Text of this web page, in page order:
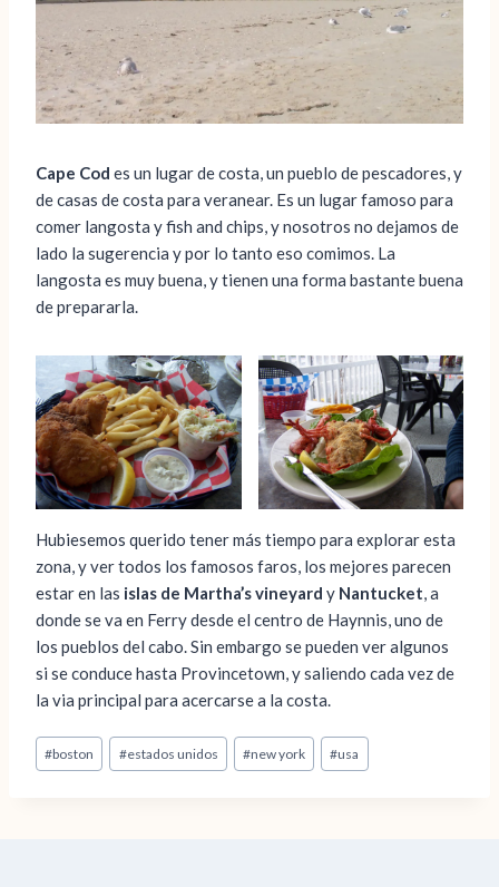
Cape Cod es un lugar de costa, un pueblo de pescadores, y
de casas de costa para veranear. Es un lugar famoso para
comer langosta y fish and chips, y nosotros no dejamos de
lado la sugerencia y por lo tanto eso comimos. La
langosta es muy buena, y tienen una forma bastante buena
de prepararla.
Hubiesemos querido tener más tiempo para explorar esta
zona, y ver todos los famosos faros, los mejores parecen
estar en las islas de Martha’s vineyard y Nantucket, a
donde se va en Ferry desde el centro de Haynnis, uno de
los pueblos del cabo. Sin embargo se pueden ver algunos
si se conduce hasta Provincetown, y saliendo cada vez de
la via principal para acercarse a la costa.
Etiquetas
de
#boston #estados unidos #new york #usa